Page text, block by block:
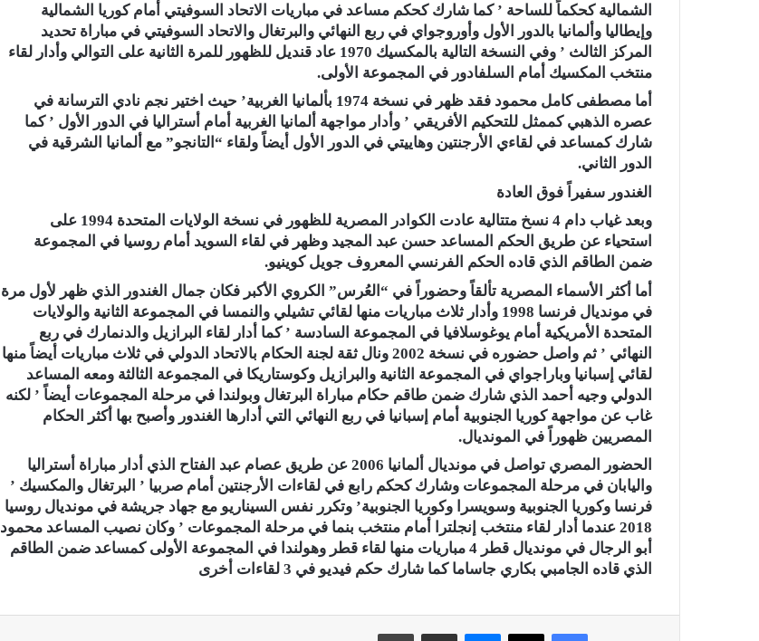
الشمالية كحكماً للساحة ’ كما شارك كحكم مساعد في مباريات الاتحاد السوفيتي أمام كوريا الشمالية
وإيطاليا وألمانيا بالدور الأول وأوروجواي في ربع النهائي والبرتغال والاتحاد السوفيتي في مباراة تحديد
المركز الثالث ’ وفي النسخة التالية بالمكسيك 1970 عاد قنديل للظهور للمرة الثانية على التوالي وأدار لقاء
منتخب المكسيك أمام السلفادور في المجموعة الأولى.
أما مصطفى كامل محمود فقد ظهر في نسخة 1974 بألمانيا الغربية’ حيث اختير نجم نادي الترسانة في
عصره الذهبي كممثل للتحكيم الأفريقي ’ وأدار مواجهة ألمانيا الغربية أمام أستراليا في الدور الأول ’ كما
شارك كمساعد في لقاءي الأرجنتين وهاييتي في الدور الأول أيضاً ولقاء “التانجو” مع ألمانيا الشرقية في
الدور الثاني.
الغندور سفيراً فوق العادة
وبعد غياب دام 4 نسخ متتالية عادت الكوادر المصرية للظهور في نسخة الولايات المتحدة 1994 على
استحياء عن طريق الحكم المساعد حسن عبد المجيد وظهر في لقاء السويد أمام روسيا في المجموعة
ضمن الطاقم الذي قاده الحكم الفرنسي المعروف جويل كوينيو.
أما أكثر الأسماء المصرية تألقاً وحضوراً في “العُرس” الكروي الأكبر فكان جمال الغندور الذي ظهر لأول مرة
في مونديال فرنسا 1998 وأدار ثلاث مباريات منها لقائي تشيلي والنمسا في المجموعة الثانية والولايات
المتحدة الأمريكية أمام يوغوسلافيا في المجموعة السادسة ’ كما أدار لقاء البرازيل والدنمارك في ربع
النهائي ’ ثم واصل حضوره في نسخة 2002 ونال ثقة لجنة الحكام بالاتحاد الدولي في ثلاث مباريات أيضاً منها
لقائي إسبانيا وباراجواي في المجموعة الثانية والبرازيل وكوستاريكا في المجموعة الثالثة ومعه المساعد
الدولي وجيه أحمد الذي شارك ضمن طاقم حكام مباراة البرتغال وبولندا في مرحلة المجموعات أيضاً ’ لكنه
غاب عن مواجهة كوريا الجنوبية أمام إسبانيا في ربع النهائي التي أدارها الغندور وأصبح بها أكثر الحكام
المصريين ظهوراً في المونديال.
الحضور المصري تواصل في مونديال ألمانيا 2006 عن طريق عصام عبد الفتاح الذي أدار مباراة أستراليا
واليابان في مرحلة المجموعات وشارك كحكم رابع في لقاءات الأرجنتين أمام صربيا ’ البرتغال والمكسيك ’
فرنسا وكوريا الجنوبية وسويسرا وكوريا الجنوبية’ وتكرر نفس السيناريو مع جهاد جريشة في مونديال روسيا
2018 عندما أدار لقاء منتخب إنجلترا أمام منتخب بنما في مرحلة المجموعات ’ وكان نصيب المساعد محمود
أبو الرجال في مونديال قطر 4 مباريات منها لقاء قطر وهولندا في المجموعة الأولى كمساعد ضمن الطاقم
الذي قاده الجامبي بكاري جاساما كما شارك حكم فيديو في 3 لقاءات أخرى
فيسبوك X ماسنجر مشاركة عبر البريد طباعة